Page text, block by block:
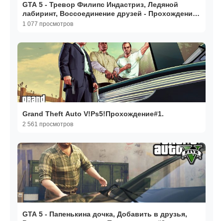
GTA 5 - Тревор Филипс Индастриз, Ледяной
лабиринт, Воссоединение друзей - Прохождение
#5
1 077 просмотров
Grand Theft Auto V!Ps5!Прохождение#1.
2 561 просмотров
GTA 5 - Папенькина дочка, Добавить в друзья,